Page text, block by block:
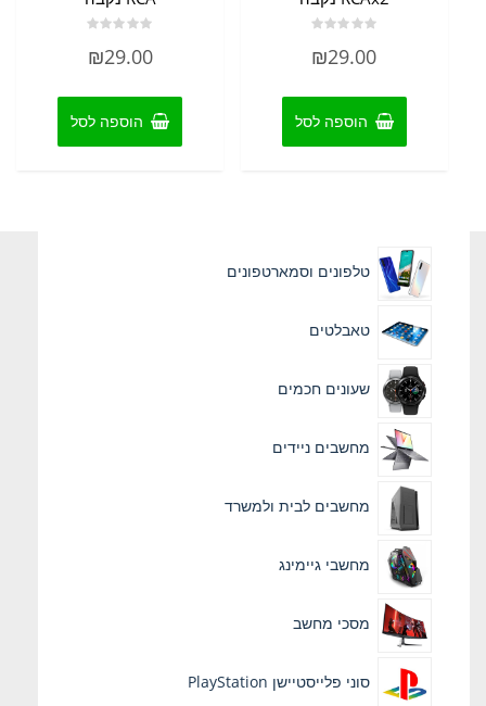
0
₪29.00
הוספה לסל
0
₪29.00
הוספה לסל
טלפונים וסמארטפונים
טאבלטים
שעונים חכמים
מחשבים ניידים
מחשבים לבית ולמשרד
מחשבי גיימינג
מסכי מחשב
סוני פלייסטיישן PlayStation